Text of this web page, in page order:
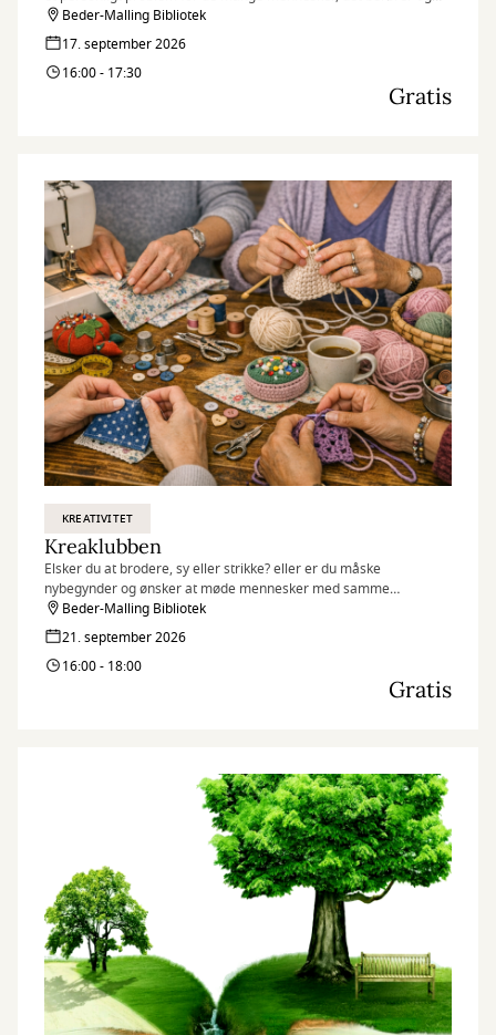
for det danske samfund.
Beder-Malling Bibliotek
17. september 2026
16:00 - 17:30
Gratis
KREATIVITET
Kreaklubben
Elsker du at brodere, sy eller strikke? eller er du måske
nybegynder og ønsker at møde mennesker med samme
interesse?
Beder-Malling Bibliotek
21. september 2026
16:00 - 18:00
Gratis